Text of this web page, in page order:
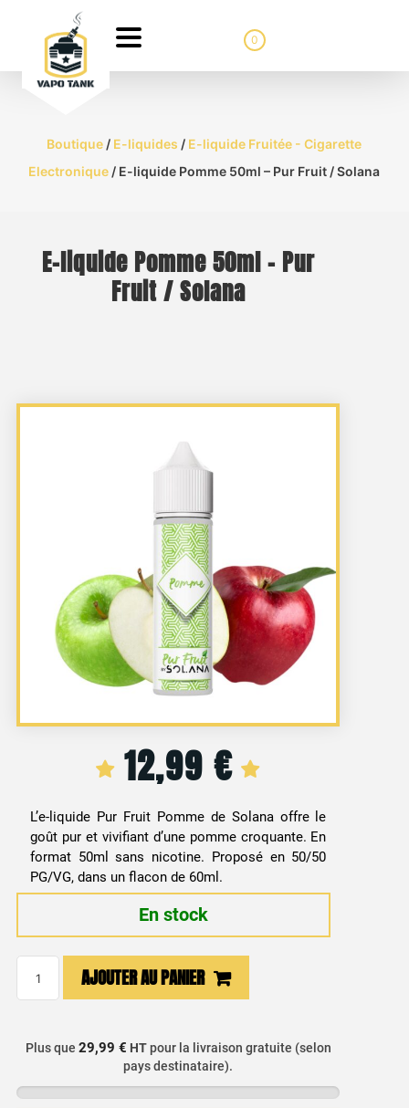
0
Boutique / E-liquides / E-liquide Fruitée - Cigarette
Electronique / E-liquide Pomme 50ml – Pur Fruit / Solana
E-liquide Pomme 50ml – Pur
Fruit / Solana
12,99 €
L’e-liquide Pur Fruit Pomme de Solana offre le
goût pur et vivifiant d’une pomme croquante. En
format 50ml sans nicotine. Proposé en 50/50
PG/VG, dans un flacon de 60ml.
En stock
Pomme
AJOUTER AU PANIER
Plus que 29,99 € HTpour la livraison gratuite (selon
pays destinataire).